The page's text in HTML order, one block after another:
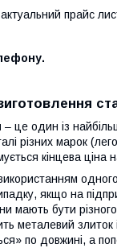
прайс
– це один із
різних марок
кінцева ціна
якщо на
мають бути
металевий злиток
по довжині, а